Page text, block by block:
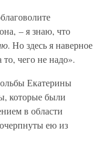
– я знаю, что
. Но здесь я наверное
чего не надо».
Екатерины
которые были
в области
ею из